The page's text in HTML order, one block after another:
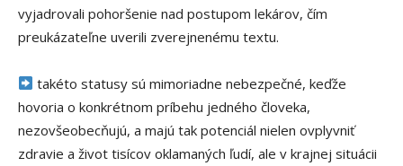
vyjadrovali pohoršenie nad postupom lekárov, čím
preukázateľne uverili zverejnenému textu.
takéto statusy sú mimoriadne nebezpečné, keďže
hovoria o konkrétnom príbehu jedného človeka,
nezovšeobecňujú, a majú tak potenciál nielen ovplyvniť
zdravie a život tisícov oklamaných ľudí, ale v krajnej situácii